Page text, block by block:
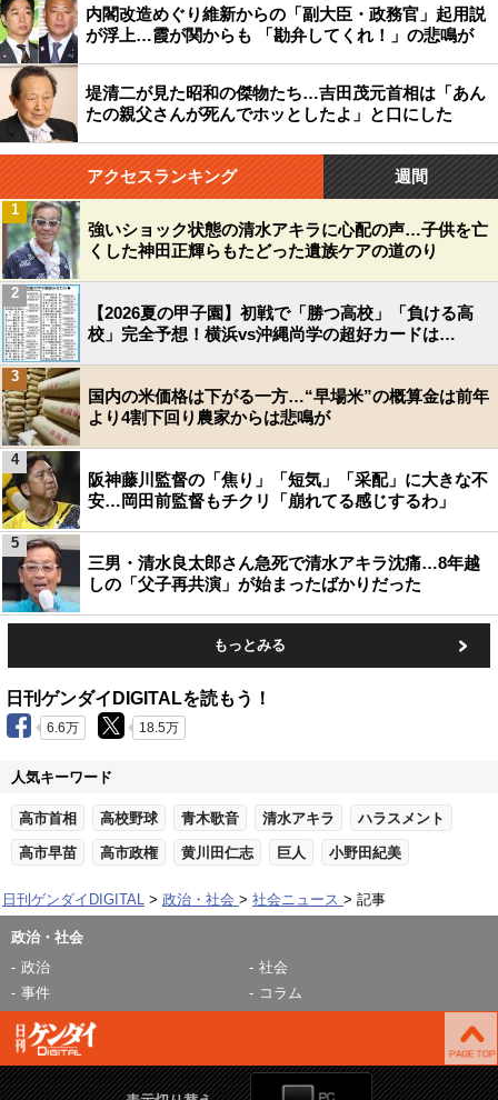
内閣改造めぐり維新からの「副大臣・政務官」起用説
が浮上…霞が関からも 「勘弁してくれ！」の悲鳴が
堤清二が見た昭和の傑物たち…吉田茂元首相は「あん
たの親父さんが死んでホッとしたよ」と口にした
アクセスランキング 週間
強いショック状態の清水アキラに心配の声…子供を亡
くした神田正輝らもたどった遺族ケアの道のり
1
【2026夏の甲子園】初戦で「勝つ高校」「負ける高
校」完全予想！横浜vs沖縄尚学の超好カードは…
2
国内の米価格は下がる一方…“早場米”の概算金は前年
より4割下回り農家からは悲鳴が
3
阪神藤川監督の「焦り」「短気」「采配」に大きな不
安…岡田前監督もチクリ「崩れてる感じするわ」
4
三男・清水良太郎さん急死で清水アキラ沈痛…8年越
しの「父子再共演」が始まったばかりだった
5
もっとみる
日刊ゲンダイDIGITALを読もう！
6.6万 18.5万
人気キーワード
高市首相 高校野球 青木歌音 清水アキラ ハラスメント
高市早苗 高市政権 黄川田仁志 巨人 小野田紀美
日刊ゲンダイDIGITAL 政治・社会 社会ニュース 記事
政治・社会
政治
社会
事件
コラム